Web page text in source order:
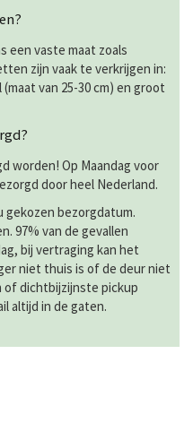
een vaste maat zoals
zijn vaak te verkrijgen in:
van 25-30 cm) en groot
worden! Op Maandag voor
door heel Nederland.
gekozen bezorgdatum.
97% van de gevallen
bij vertraging kan het
niet thuis is of de deur niet
of dichtbijzijnste pickup
altijd in de gaten.